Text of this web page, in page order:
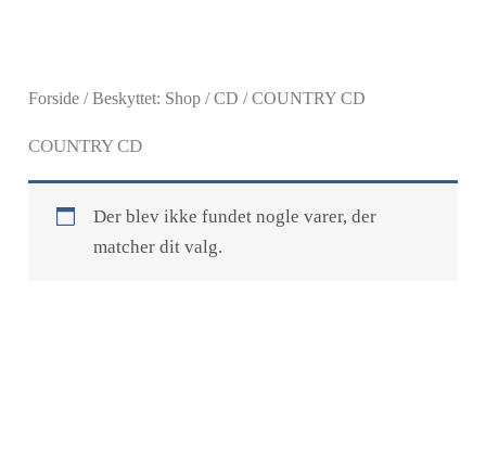
Forside /Beskyttet: Shop /CD / COUNTRY CD
COUNTRY CD
Der blev ikke fundet nogle varer, der
matcher dit valg.